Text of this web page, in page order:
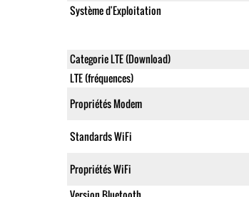
Système d'Exploitation
Categorie LTE (Download)
LTE (fréquences)
Propriétés Modem
Standards WiFi
Propriétés WiFi